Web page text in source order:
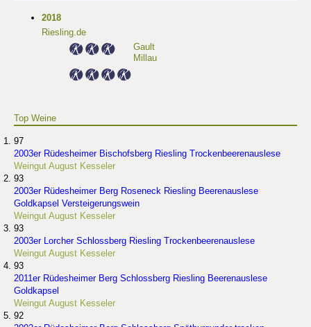
2018
Riesling.de
Gault
Millau
Top Weine
97
2003er Rüdesheimer Bischofsberg Riesling Trockenbeerenauslese
Weingut August Kesseler
93
2003er Rüdesheimer Berg Roseneck Riesling Beerenauslese
Goldkapsel Versteigerungswein
Weingut August Kesseler
93
2003er Lorcher Schlossberg Riesling Trockenbeerenauslese
Weingut August Kesseler
93
2011er Rüdesheimer Berg Schlossberg Riesling Beerenauslese
Goldkapsel
Weingut August Kesseler
92